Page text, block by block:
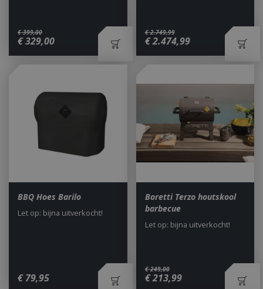
€ 399,00
€329,00
€ 2.749,99
€2.474,99
BBQ Hoes Barilo
€ 79,95
Let op: bijna uitverkocht!
Boretti Terzo houtskool
barbecue
€ 249,00
€213,99
Let op: bijna uitverkocht!